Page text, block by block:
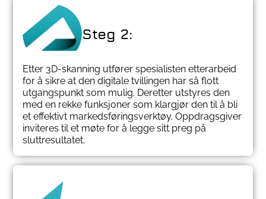
Steg 2:
Etter 3D-skanning utfører spesialisten etterarbeid
for å sikre at den digitale tvillingen har så flott
utgangspunkt som mulig. Deretter utstyres den
med en rekke funksjoner som klargjør den til å bli
et effektivt markedsføringsverktøy. Oppdragsgiver
inviteres til et møte for å legge sitt preg på
sluttresultatet.